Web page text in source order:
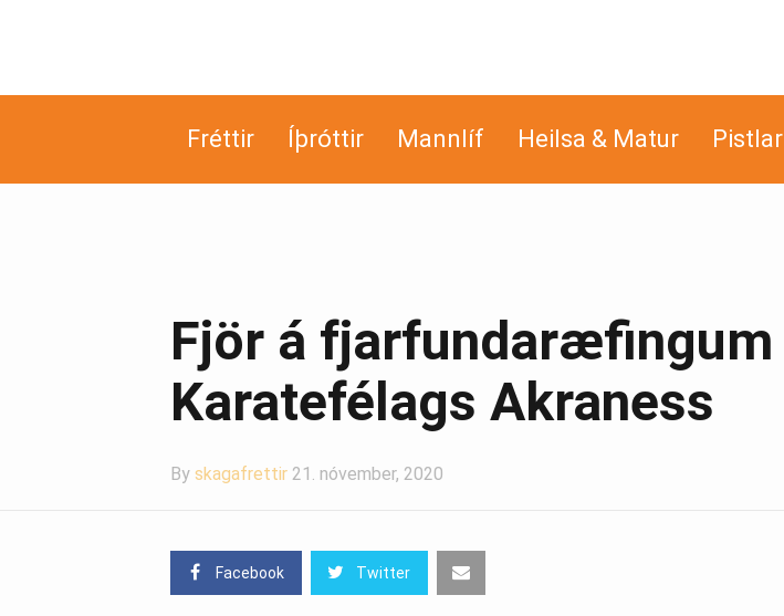
Fréttir Íþróttir Mannlíf Heilsa & Matur Pistlar
Fjör á fjarfundaræfingum
Karatefélags Akraness
By skagafrettir 21. nóvember, 2020
Facebook Twitter